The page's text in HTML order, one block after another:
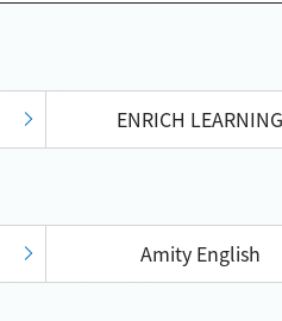
ENRICH LEARNING
Amity English